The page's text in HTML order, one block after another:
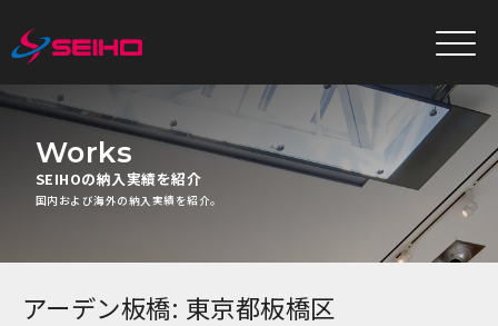
Works
SEIHOの納入実績を紹介
国内および海外の納入実績を紹介。
アーデン板橋: 東京都板橋区